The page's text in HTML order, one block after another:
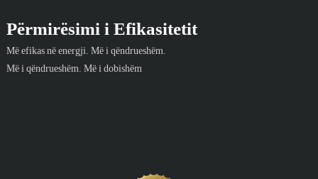
Përmirësimi i Efikasitetit
Më efikas në energji. Më i qëndrueshëm.
Më i qëndrueshëm. Më i dobishëm